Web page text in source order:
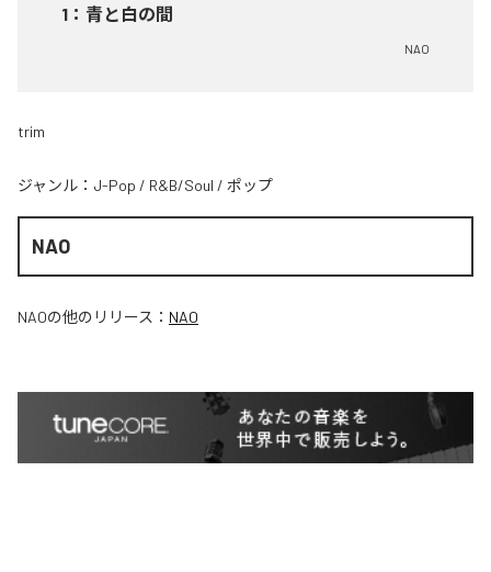
1 ： 青と白の間
NAO
trim
ジャンル： J-Pop / R&B/Soul / ポップ
NAO
NAOの他のリリース： NAO